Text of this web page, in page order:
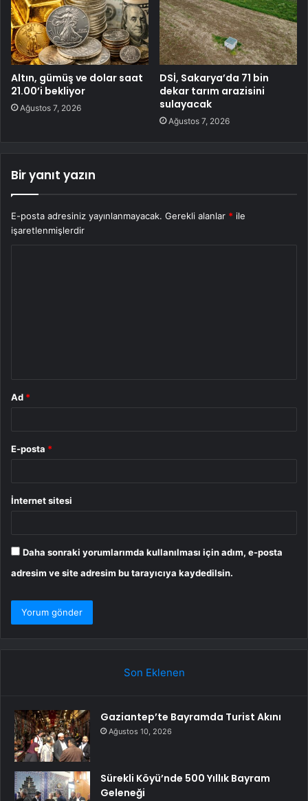
Altın, gümüş ve dolar saat
21.00’i bekliyor
Ağustos 7, 2026
DSİ, Sakarya’da 71 bin
dekar tarım arazisini
sulayacak
Ağustos 7, 2026
Bir yanıt yazın
E-posta adresiniz yayınlanmayacak. Gerekli alanlar * ile
işaretlenmişlerdir
Ad *
E-posta *
İnternet sitesi
Daha sonraki yorumlarımda kullanılması için adım, e-posta
adresim ve site adresim bu tarayıcıya kaydedilsin.
Son Eklenen
Gaziantep’te Bayramda Turist Akını
Ağustos 10, 2026
Sürekli Köyü’nde 500 Yıllık Bayram
Geleneği